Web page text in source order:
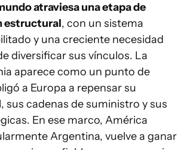
atraviesa una etapa de
estructural, con un sistema
y una creciente necesidad
diversificar sus vínculos. La
aparece como un punto de
a Europa a repensar su
sus cadenas de suministro y sus
En ese marco, América
Argentina, vuelve a ganar